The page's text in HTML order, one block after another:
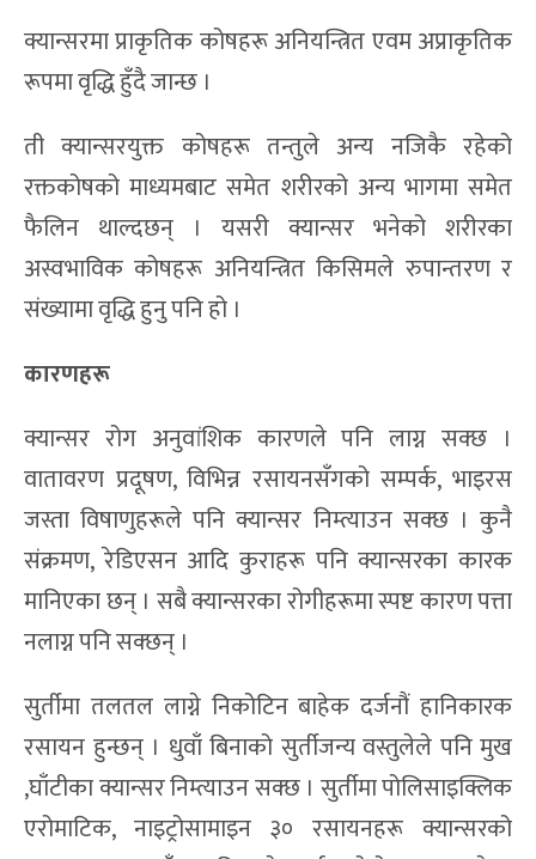
क्यान्सरमा प्राकृतिक कोषहरू अनियन्त्रित एवम अप्राकृतिक
रूपमा वृद्धि हुँदै जान्छ ।
ती क्यान्सरयुक्त कोषहरू तन्तुले अन्य नजिकै रहेको
रक्तकोषको माध्यमबाट समेत शरीरको अन्य भागमा समेत
फैलिन थाल्दछन् । यसरी क्यान्सर भनेको शरीरका
अस्वभाविक कोषहरू अनियन्त्रित किसिमले रुपान्तरण र
संख्यामा वृद्धि हुनु पनि हो ।
कारणहरू
क्यान्सर रोग अनुवांशिक कारणले पनि लाग्न सक्छ ।
वातावरण प्रदूषण, विभिन्न रसायनसँगको सम्पर्क, भाइरस
जस्ता विषाणुहरूले पनि क्यान्सर निम्त्याउन सक्छ । कुनै
संक्रमण, रेडिएसन आदि कुराहरू पनि क्यान्सरका कारक
मानिएका छन् । सबै क्यान्सरका रोगीहरूमा स्पष्ट कारण पत्ता
नलाग्न पनि सक्छन् ।
सुर्तीमा तलतल लाग्ने निकोटिन बाहेक दर्जनौं हानिकारक
रसायन हुन्छन् । धुवाँ बिनाको सुर्तीजन्य वस्तुलेले पनि मुख
,घाँटीका क्यान्सर निम्त्याउन सक्छ । सुर्तीमा पोलिसाइक्लिक
एरोमाटिक, नाइट्रोसामाइन ३० रसायनहरू क्यान्सरको